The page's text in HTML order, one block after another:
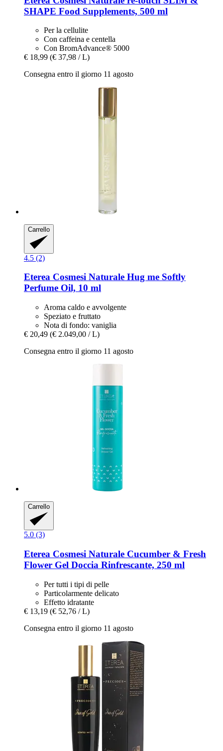
SHAPE Food Supplements, 500 ml
Per la cellulite
Con caffeina e centella
Con BromAdvance® 5000
€ 18,99 (€ 37,98 / L)
Consegna entro il giorno 11 agosto
Carrello
4.5 (2)
Eterea Cosmesi Naturale Hug me Softly
Perfume Oil, 10 ml
Aroma caldo e avvolgente
Speziato e fruttato
Nota di fondo: vaniglia
€ 20,49 (€ 2.049,00 / L)
Consegna entro il giorno 11 agosto
Carrello
5.0 (3)
Eterea Cosmesi Naturale Cucumber & Fresh
Flower Gel Doccia Rinfrescante, 250 ml
Per tutti i tipi di pelle
Particolarmente delicato
Effetto idratante
€ 13,19 (€ 52,76 / L)
Consegna entro il giorno 11 agosto